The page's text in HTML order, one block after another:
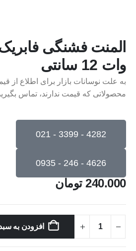
وات 12 سانتی
به علت نوسانات بازار برای اطلاع از
محصولاتی که قیمت ندارند، تماس
4282 - 3399 - 021
4626 - 246 - 0935
240.000 تومان
افزودن به